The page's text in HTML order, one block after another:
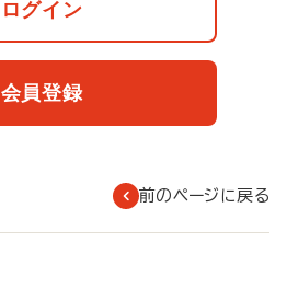
ログイン
会員登録
前のページに戻る